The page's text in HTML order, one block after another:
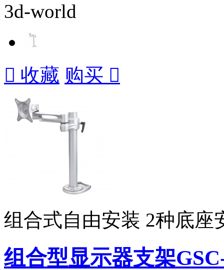
3d-world
 收藏 购买 
组合式自由安装 2种底座
组合型显示器支架